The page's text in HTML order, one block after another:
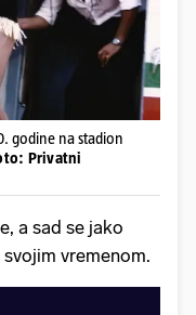
godine na stadion
Privatni
a sad se jako
vremenom.